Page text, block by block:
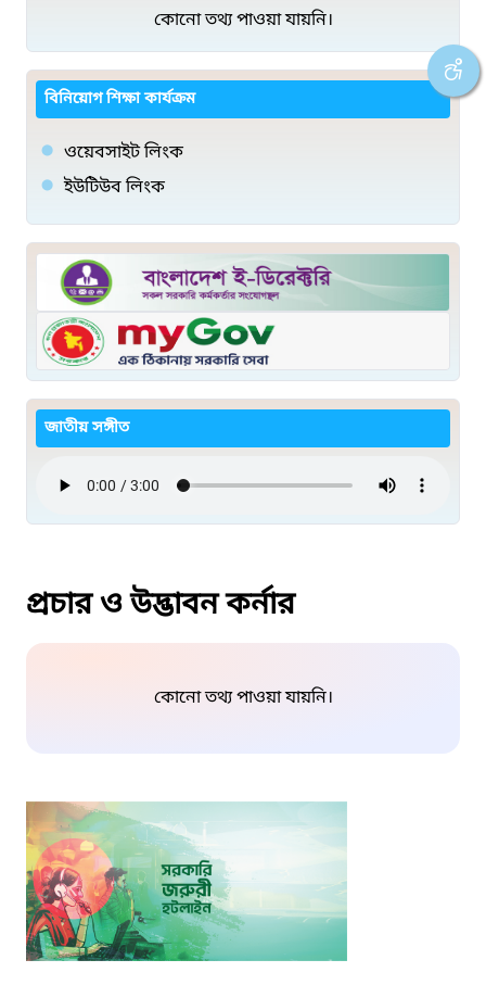
কোনো তথ্য পাওয়া যায়নি।
বিনিয়োগ শিক্ষা কার্যক্রম
ওয়েবসাইট লিংক
ইউটিউব লিংক
জাতীয় সঙ্গীত
প্রচার ও উদ্ভাবন কর্নার
কোনো তথ্য পাওয়া যায়নি।